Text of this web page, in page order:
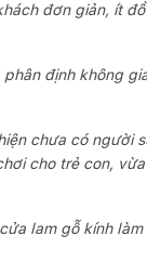
đơn giản, ít
phân định không
chưa có
cho trẻ con,
lam gỗ kính